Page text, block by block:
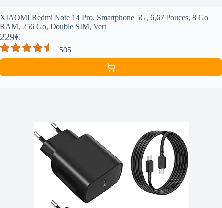
XIAOMI Redmi Note 14 Pro, Smartphone 5G, 6,67 Pouces, 8 Go
RAM, 256 Go, Double SIM, Vert
229€
505